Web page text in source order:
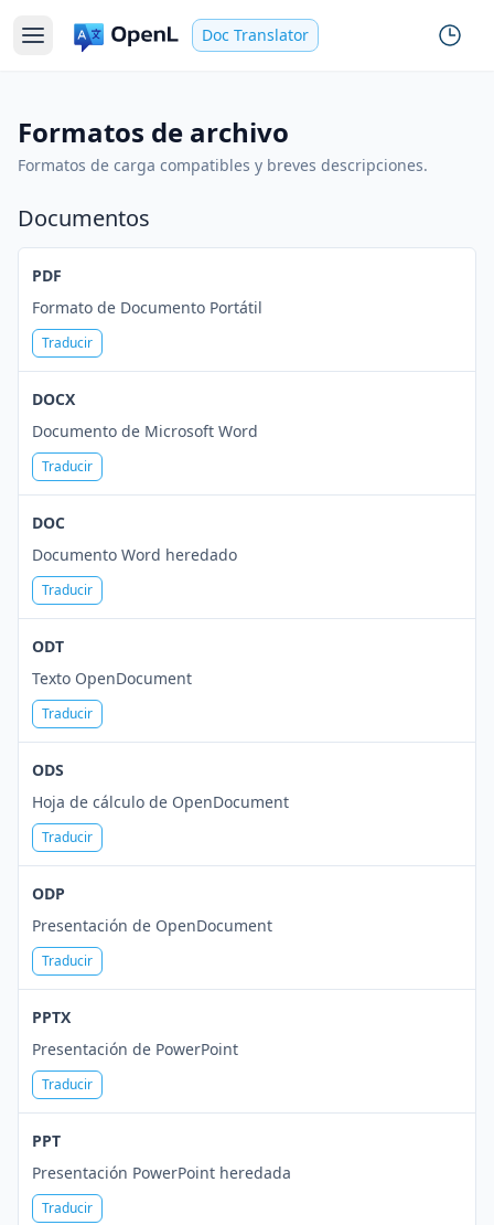
Doc Translator
Formatos de archivo
Formatos de carga compatibles y breves descripciones.
Documentos
PDF
Formato de Documento Portátil
Traducir
DOCX
Documento de Microsoft Word
Traducir
DOC
Documento Word heredado
Traducir
ODT
Texto OpenDocument
Traducir
ODS
Hoja de cálculo de OpenDocument
Traducir
ODP
Presentación de OpenDocument
Traducir
PPTX
Presentación de PowerPoint
Traducir
PPT
Presentación PowerPoint heredada
Traducir